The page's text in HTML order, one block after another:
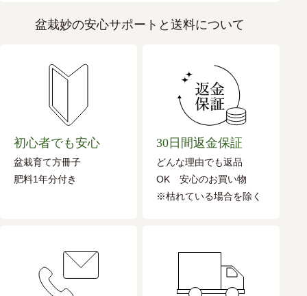
盆栽妙の安心サポートと送料について
初心者でも安心
盆栽育て方冊子
肥料1年分付き
30日間返金保証
どんな理由でも返品
OK 安心のお買い物
※枯れている場合を除く